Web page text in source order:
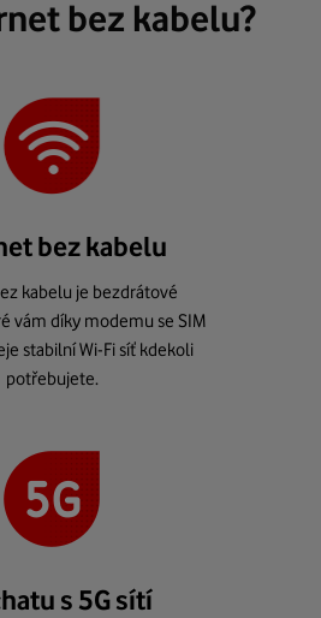
bez kabelu?
bez kabelu
kabelu je bezdrátové
vám díky modemu se SIM
stabilní Wi-Fi síť kdekoli
potřebujete.
s 5G sítí